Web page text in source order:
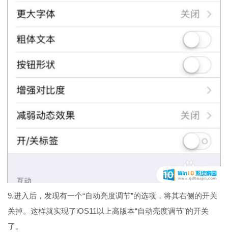
9.进入后，发现有一个“自动亮度调节”的选项，将其右侧的开关
关掉。这样就实现了iOS11以上高版本“自动亮度调节”的开关
了。